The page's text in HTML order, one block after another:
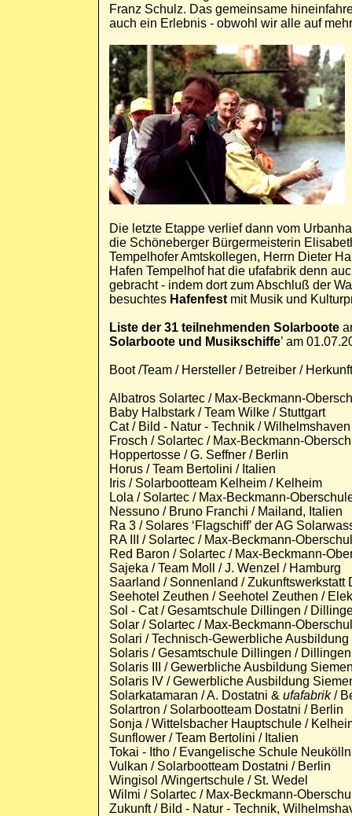
Franz Schulz. Das gemeinsame
auch ein Erlebnis - obwohl wir alle auf
Die letzte Etappe verlief dann vom
die Schöneberger Bürgermeisterin
Tempelhofer Amtskollegen, Herrn Dieter
Hafen Tempelhof hat die ufafabrik denn
gebracht - indem dort zum Abschluß der
besuchtes Hafenfest mit Musik und
Liste der 31 teilnehmenden Solarboote
Solarboote und Musikschiffe’ am
Boot /Team / Hersteller / Betreiber /
Albatros Solartec / Max-Beckmann-
Baby Halbstark / Team Wilke / Stuttgart
Cat / Bild - Natur - Technik /
Frosch / Solartec / Max-Beckmann-
Hoppertosse / G. Seffner / Berlin
Horus / Team Bertolini / Italien
Iris / Solarbootteam Kelheim / Kelheim
Lola / Solartec / Max-Beckmann-
Nessuno / Bruno Franchi / Mailand, Italien
Ra 3 / Solares ‘Flagschiff’ der AG
RA III / Solartec / Max-Beckmann-
Red Baron / Solartec / Max-Beckmann-
Sajeka / Team Moll / J. Wenzel / Hamburg
Saarland / Sonnenland /
Seehotel Zeuthen / Seehotel Zeuthen /
Sol - Cat / Gesamtschule Dillingen /
Solar / Solartec / Max-Beckmann-
Solari / Technisch-Gewerbliche
Solaris / Gesamtschule Dillingen / Dillingen
Solaris III / Gewerbliche Ausbildung
Solaris IV / Gewerbliche Ausbildung
Solarkatamaran / A. Dostatni & ufafabrik/
Solartron / Solarbootteam Dostatni / Berlin
Sonja / Wittelsbacher Hauptschule /
Sunflower / Team Bertolini / Italien
Tokai - Itho / Evangelische Schule
Vulkan / Solarbootteam Dostatni / Berlin
Wingisol /Wingertschule / St. Wedel
Wilmi / Solartec / Max-Beckmann-
Zukunft / Bild - Natur - Technik,